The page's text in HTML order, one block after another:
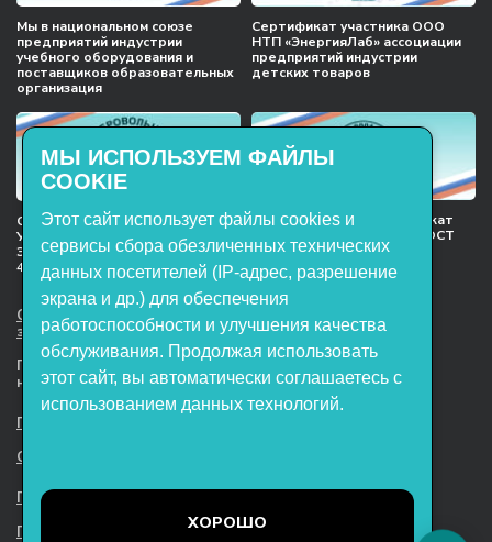
Мы в национальном союзе
предприятий индустрии
учебного оборудования и
поставщиков образовательных
организация
Сертификат участника ООО
НТП «ЭнергияЛаб» ассоциации
предприятий индустрии
детских товаров
Сертификат соответствия
Учебное оборудование, марки
ЭнергияЛаб ТУ 32.99.53–001–
47627947–2021 Серийный выпуск
Международный сертификат
менеджмента качества ГОСТ
ISO 9001:2015
ООО НТП «ЭнергияЛаб». Все права
защищены.
Представленная на сайте информация
не является публичной офертой
Пользовательское соглашение
Согласие на обработку персональных данных
Политика обработки файлов cookie
Политика конфиденциальности
МЫ ИСПОЛЬЗУЕМ ФАЙЛЫ
COOKIE
Этот сайт использует файлы cookies и
сервисы сбора обезличенных технических
данных посетителей (IP-адрес, разрешение
экрана и др.) для обеспечения
работоспособности и улучшения качества
обслуживания. Продолжая использовать
этот сайт, вы автоматически соглашаетесь с
использованием данных технологий.
ХОРОШО